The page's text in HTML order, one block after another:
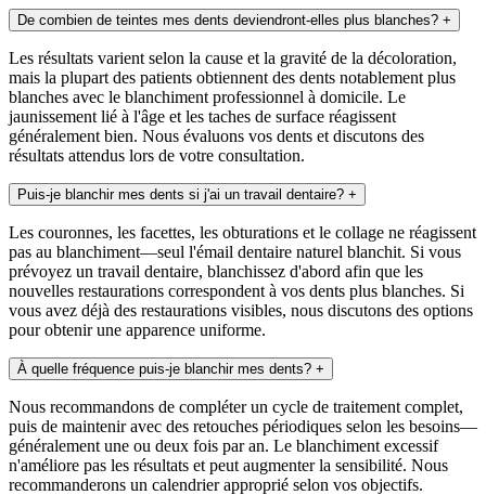
De combien de teintes mes dents deviendront-elles plus blanches? +
Les résultats varient selon la cause et la gravité de la décoloration,
mais la plupart des patients obtiennent des dents notablement plus
blanches avec le blanchiment professionnel à domicile. Le
jaunissement lié à l'âge et les taches de surface réagissent
généralement bien. Nous évaluons vos dents et discutons des
résultats attendus lors de votre consultation.
Puis-je blanchir mes dents si j'ai un travail dentaire? +
Les couronnes, les facettes, les obturations et le collage ne réagissent
pas au blanchiment—seul l'émail dentaire naturel blanchit. Si vous
prévoyez un travail dentaire, blanchissez d'abord afin que les
nouvelles restaurations correspondent à vos dents plus blanches. Si
vous avez déjà des restaurations visibles, nous discutons des options
pour obtenir une apparence uniforme.
À quelle fréquence puis-je blanchir mes dents? +
Nous recommandons de compléter un cycle de traitement complet,
puis de maintenir avec des retouches périodiques selon les besoins—
généralement une ou deux fois par an. Le blanchiment excessif
n'améliore pas les résultats et peut augmenter la sensibilité. Nous
recommanderons un calendrier approprié selon vos objectifs.